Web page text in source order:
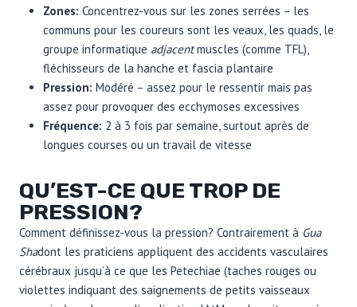
Zones: Concentrez-vous sur les zones serrées – les
communs pour les coureurs sont les veaux, les quads, le
groupe informatique adjacentmuscles (comme TFL),
fléchisseurs de la hanche et fascia plantaire
Pression: Modéré – assez pour le ressentir mais pas
assez pour provoquer des ecchymoses excessives
Fréquence: 2 à 3 fois par semaine, surtout après de
longues courses ou un travail de vitesse
QU’EST-CE QUE TROP DE
PRESSION?
Comment définissez-vous la pression? Contrairement à Gua
Shadont les praticiens appliquent des accidents vasculaires
cérébraux jusqu’à ce que les Petechiae (taches rouges ou
violettes indiquant des saignements de petits vaisseaux